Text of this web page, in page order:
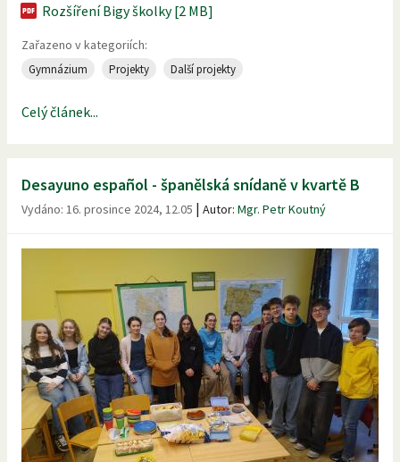
Rozšíření Bigy školky [2 MB]
Zařazeno v kategoriích:
Gymnázium Projekty Další projekty
Celý článek...
Desayuno español - španělská snídaně v kvartě B
Vydáno: 16. prosince 2024, 12.05 | Autor: Mgr. Petr Koutný